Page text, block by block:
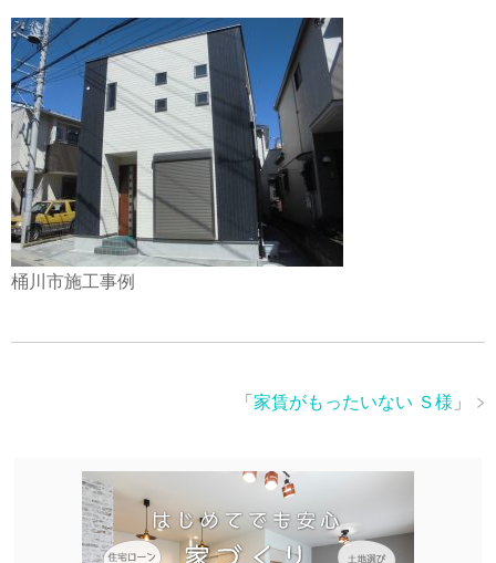
桶川市施工事例
「 家賃がもったいない Ｓ様 」